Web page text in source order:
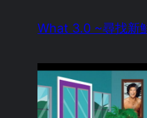
What 3.0 ~尋找新